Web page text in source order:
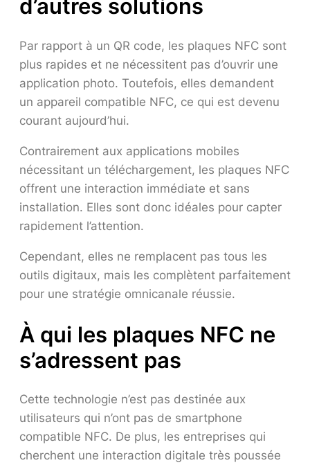
d’autres solutions
Par rapport à un QR code, les plaques NFC sont
plus rapides et ne nécessitent pas d’ouvrir une
application photo. Toutefois, elles demandent
un appareil compatible NFC, ce qui est devenu
courant aujourd’hui.
Contrairement aux applications mobiles
nécessitant un téléchargement, les plaques NFC
offrent une interaction immédiate et sans
installation. Elles sont donc idéales pour capter
rapidement l’attention.
Cependant, elles ne remplacent pas tous les
outils digitaux, mais les complètent parfaitement
pour une stratégie omnicanale réussie.
À qui les plaques NFC ne
s’adressent pas
Cette technologie n’est pas destinée aux
utilisateurs qui n’ont pas de smartphone
compatible NFC. De plus, les entreprises qui
cherchent une interaction digitale très poussée